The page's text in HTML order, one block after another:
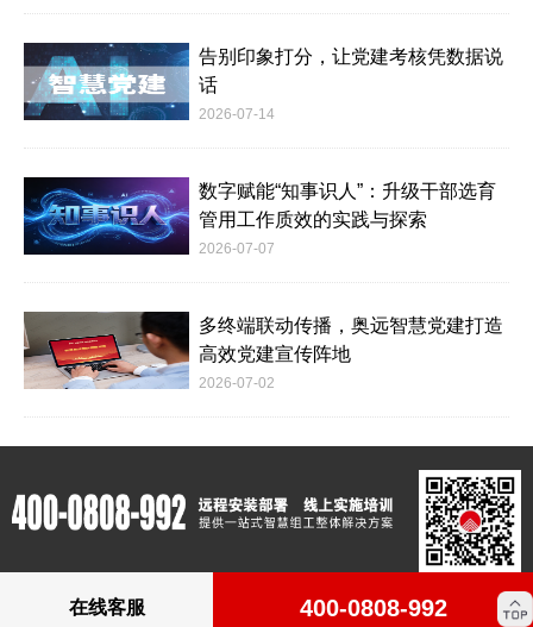
告别印象打分，让党建考核凭数据说
话
2026-07-14
数字赋能“知事识人”：升级干部选育
管用工作质效的实践与探索
2026-07-07
多终端联动传播，奥远智慧党建打造
高效党建宣传阵地
2026-07-02
版权所有：Copyright © 2012-2023 www.c4m.cn All rights reserved.
在线客服 400-0808-992